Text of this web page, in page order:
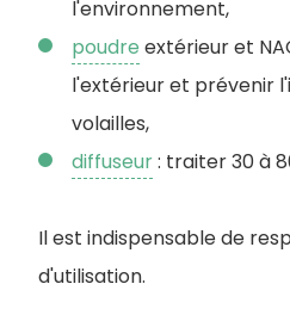
l'environnement,
poudre extérieur et
l'extérieur et prévenir
volailles,
diffuseur: traiter 30 à
Il est indispensable de
d'utilisation.